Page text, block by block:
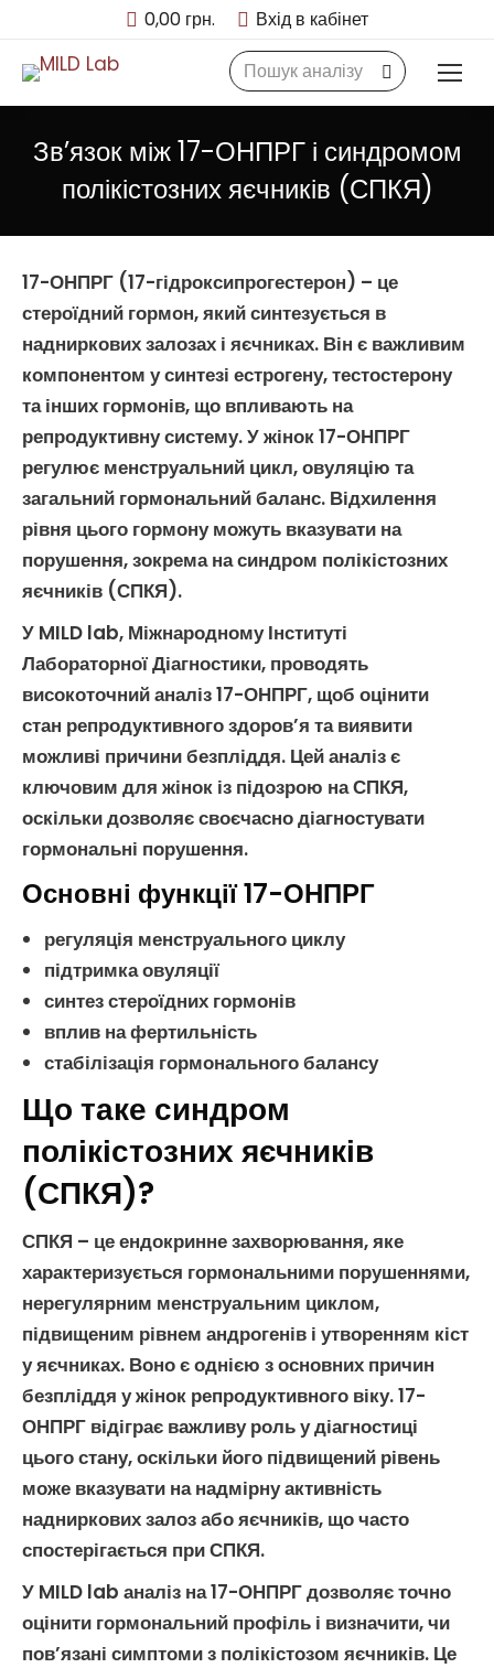
0,00 грн. Вхід в кабінет
Search:
Зв’язок між 17-ОНПРГ і синдромом
полікістозних яєчників (СПКЯ)
17-ОНПРГ (17-гідроксипрогестерон) – це
стероїдний гормон, який синтезується в
надниркових залозах і яєчниках. Він є важливим
компонентом у синтезі естрогену,тестостерону
та інших гормонів, що впливають на
репродуктивну систему. У жінок17-ОНПРГ
регулює менструальний цикл,овуляцію та
загальний гормональний баланс. Відхилення
рівня цього гормону можуть вказувати на
порушення, зокрема насиндром полікістозних
яєчників (СПКЯ).
У MILD lab, Міжнародному Інституті
Лабораторної Діагностики, проводять
високоточнийаналіз 17-ОНПРГ, щоб оцінити
стан репродуктивного здоров’я та виявити
можливі причинибезпліддя. Цей аналіз є
ключовим для жінок із підозрою наСПКЯ,
оскільки дозволяє своєчасно діагностувати
гормональні порушення.
Основні функції 17-ОНПРГ
регуляція менструального циклу
підтримкаовуляції
синтезстероїдних гормонів
вплив нафертильність
стабілізація гормонального балансу
Що таке синдром
полікістозних яєчників
(СПКЯ)?
СПКЯ – це ендокринне захворювання, яке
характеризується гормональними порушеннями,
нерегулярним менструальним циклом,
підвищеним рівнем андрогенів і утворенням кіст
у яєчниках. Воно є однією з основних причин
безпліддя у жінок репродуктивного віку.17-
ОНПРГ відіграє важливу роль у діагностиці
цього стану, оскільки його підвищений рівень
може вказувати на надмірну активність
надниркових залоз або яєчників, що часто
спостерігається приСПКЯ.
У MILD lab аналіз на17-ОНПРГдозволяє точно
оцінити гормональний профіль і визначити, чи
пов’язані симптоми з полікістозом яєчників. Це